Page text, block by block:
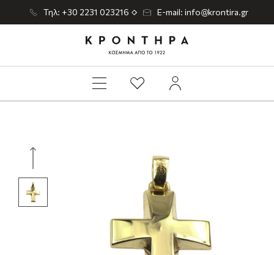
Τηλ: +30 2231 023216 E-mail: info@krontira.gr